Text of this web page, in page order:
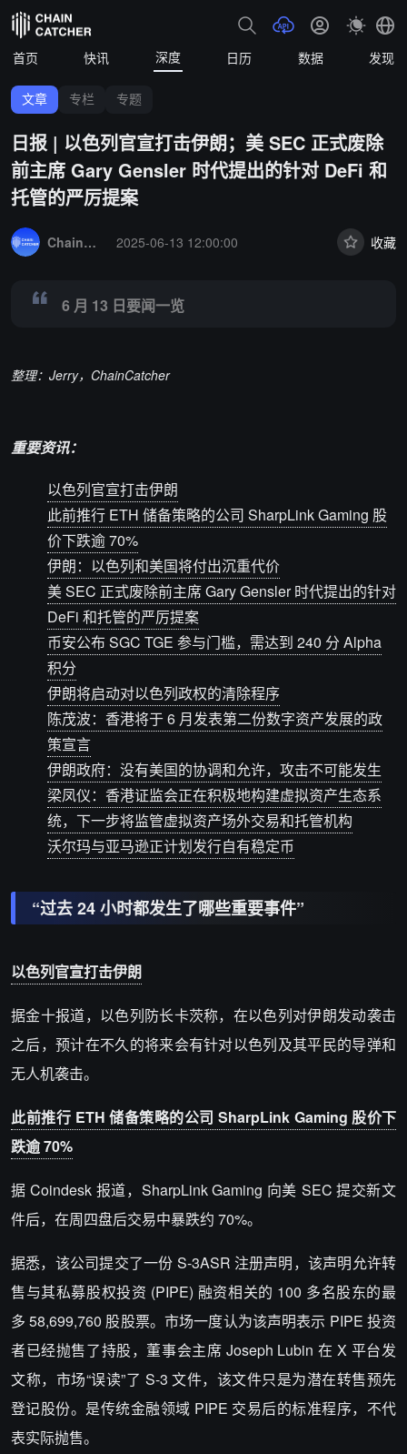
首页 快讯 深度 日历 数据 发现
文章 专栏 专题
日报 | 以色列官宣打击伊朗；美 SEC 正式废除
前主席 Gary Gensler 时代提出的针对 DeFi 和
托管的严厉提案
ChainCatcher 精选
2025-06-13 12:00:00 收藏
6 月 13 日要闻一览
整理：Jerry，ChainCatcher
重要资讯：
以色列官宣打击伊朗
此前推行 ETH 储备策略的公司 SharpLink Gaming 股
价下跌逾 70%
伊朗：以色列和美国将付出沉重代价
美 SEC 正式废除前主席 Gary Gensler 时代提出的针对
DeFi 和托管的严厉提案
币安公布 SGC TGE 参与门槛，需达到 240 分 Alpha
积分
伊朗将启动对以色列政权的清除程序
陈茂波：香港将于 6 月发表第二份数字资产发展的政
策宣言
伊朗政府：没有美国的协调和允许，攻击不可能发生
梁凤仪：香港证监会正在积极地构建虚拟资产生态系
统，下一步将监管虚拟资产场外交易和托管机构
沃尔玛与亚马逊正计划发行自有稳定币
“过去 24 小时都发生了哪些重要事件”
以色列官宣打击伊朗
据金十报道， 以色列防长卡茨称，在以色列对伊朗发动袭击
之后，预计在不久的将来会有针对以色列及其平民的导弹和
无人机袭击。
此前推行 ETH 储备策略的公司 SharpLink Gaming 股价下
跌逾 70%
据 Coindesk 报道， SharpLink Gaming 向美 SEC 提交新文
件后，在周四盘后交易中暴跌约 70%。
据悉，该公司提交了一份 S-3ASR 注册声明，该声明允许转
售与其私募股权投资 (PIPE) 融资相关的 100 多名股东的最
多 58,699,760 股股票。市场一度认为该声明表示 PIPE 投资
者已经抛售了持股，董事会主席 Joseph Lubin 在 X 平台发
文称，市场“误读”了 S-3 文件，该文件只是为潜在转售预先
登记股份。是传统金融领域 PIPE 交易后的标准程序，不代
表实际抛售。